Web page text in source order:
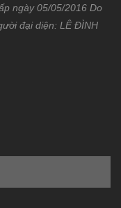
ngày 05/05/2016 Do
đại diện: LÊ ĐÌNH